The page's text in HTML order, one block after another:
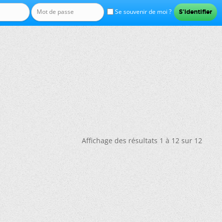
Se souvenir de moi ?
Affichage des résultats 1 à 12 sur 12